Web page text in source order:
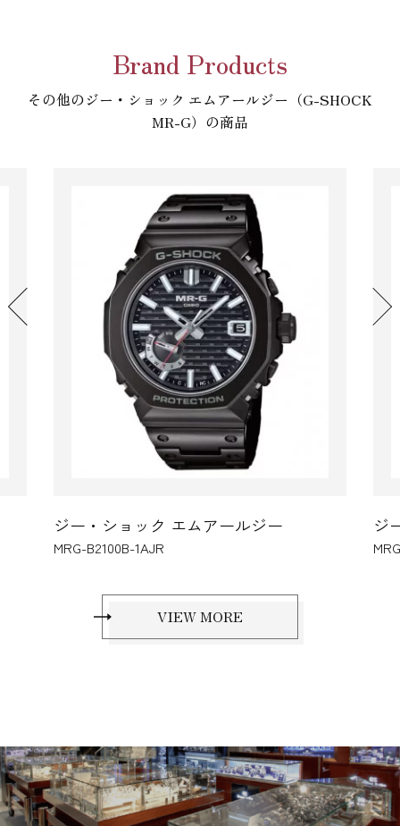
Brand Products
その他のジー・ショック エムアールジー（G-SHOCK
MR-G）の商品
ルジー ジー・ショック エムアールジー
MRG-B2000R-1AJR
VIEW MORE